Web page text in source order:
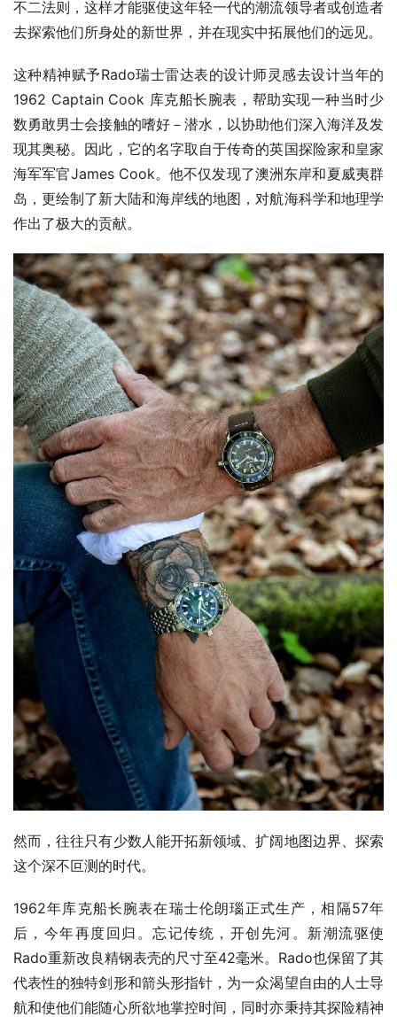
不二法则，这样才能驱使这年轻一代的潮流领导者或创造者
去探索他们所身处的新世界，并在现实中拓展他们的远见。
这种精神赋予Rado瑞士雷达表的设计师灵感去设计当年的
1962 Captain Cook 库克船长腕表，帮助实现一种当时少
数勇敢男士会接触的嗜好－潜水，以协助他们深入海洋及发
现其奥秘。因此，它的名字取自于传奇的英国探险家和皇家
海军军官James Cook。他不仅发现了澳洲东岸和夏威夷群
岛，更绘制了新大陆和海岸线的地图，对航海科学和地理学
作出了极大的贡献。
然而，往往只有少数人能开拓新领域、扩阔地图边界、探索
这个深不叵测的时代。
1962年库克船长腕表在瑞士伦朗瑙正式生产，相隔57年
后，今年再度回归。忘记传统，开创先河。新潮流驱使
Rado重新改良精钢表壳的尺寸至42毫米。Rado也保留了其
代表性的独特剑形和箭头形指针，为一众渴望自由的人士导
航和使他们能随心所欲地掌控时间，同时亦秉持其探险精神